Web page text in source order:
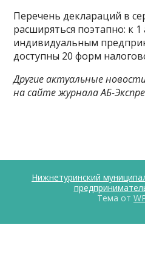
Перечень деклараций в
расширяться поэтапно: к 1
индивидуальным
доступны 20 форм
Другие актуальные
на сайте журнала АБ-
Нижнетуринский
Тема от